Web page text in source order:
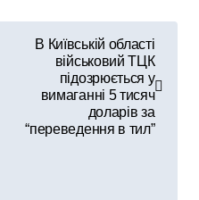
В Київській області
військовий ТЦК
підозрюється у
вимаганні 5 тисяч
доларів за
“переведення в тил”